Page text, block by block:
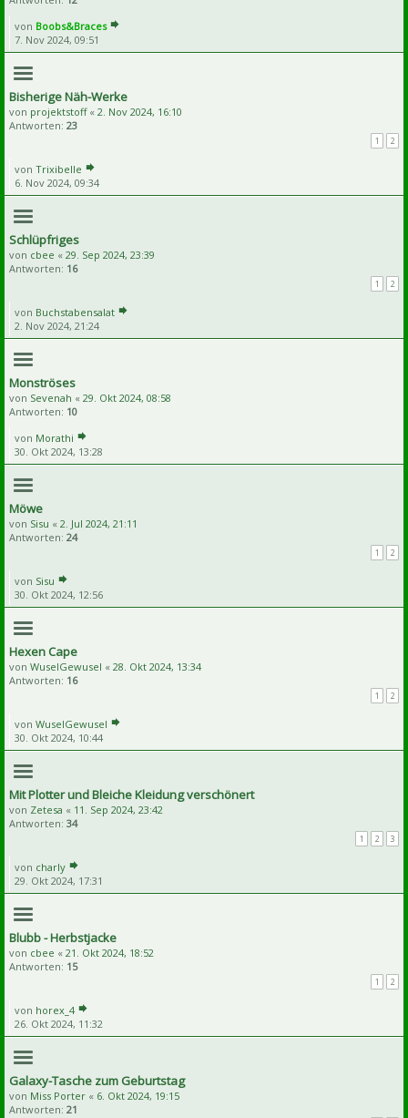
von Boobs&Braces
7. Nov 2024, 09:51
Bisherige Näh-Werke
von projektstoff« 2. Nov 2024, 16:10
Antworten: 23
1 2
von Trixibelle
6. Nov 2024, 09:34
Schlüpfriges
von cbee « 29. Sep 2024, 23:39
Antworten: 16
1 2
von Buchstabensalat
2. Nov 2024, 21:24
Monströses
von Sevenah « 29. Okt 2024, 08:58
Antworten: 10
von Morathi
30. Okt 2024, 13:28
Möwe
von Sisu « 2. Jul 2024, 21:11
Antworten: 24
1 2
von Sisu
30. Okt 2024, 12:56
Hexen Cape
von WuselGewusel « 28. Okt 2024, 13:34
Antworten: 16
1 2
von WuselGewusel
30. Okt 2024, 10:44
Mit Plotter und Bleiche Kleidung verschönert
von Zetesa « 11. Sep 2024, 23:42
Antworten: 34
1 2 3
von charly
29. Okt 2024, 17:31
Blubb - Herbstjacke
von cbee « 21. Okt 2024, 18:52
Antworten: 15
1 2
von horex_4
26. Okt 2024, 11:32
Galaxy-Tasche zum Geburtstag
von Miss Porter « 6. Okt 2024, 19:15
Antworten: 21